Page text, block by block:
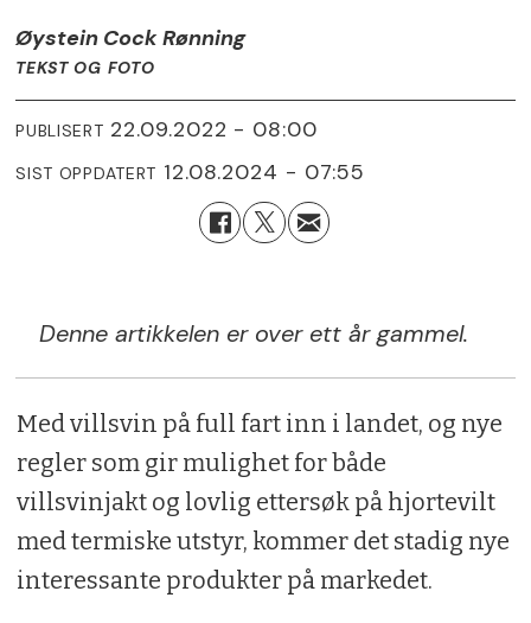
Øystein Cock Rønning
TEKST OG FOTO
PUBLISERT 22.09.2022 - 08:00
SIST OPPDATERT 12.08.2024 - 07:55
Denne artikkelen er over ett år gammel.
Med villsvin på full fart inn i landet, og nye
regler som gir mulighet for både
villsvinjakt og lovlig ettersøk på hjortevilt
med termiske utstyr, kommer det stadig nye
interessante produkter på markedet.